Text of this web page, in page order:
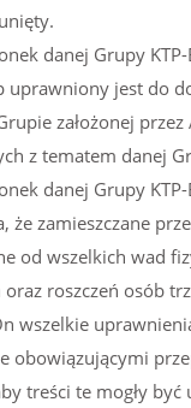
danej Grupy KTP-
uprawniony jest do
założonej
z tematem danej
danej Grupy KTP-
że zamieszczane
od wszelkich wad
roszczeń osób
wszelkie
obowiązującymi
treści te mogły